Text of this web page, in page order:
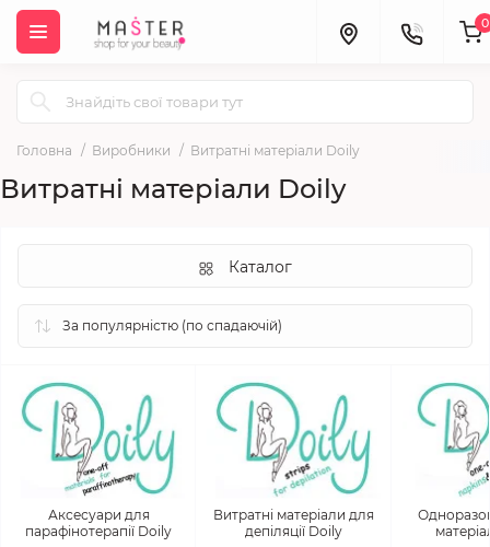
0
Головна Виробники Витратні матеріали Doily
Витратні матеріали Doily
Каталог
Аксесуари для
парафінотерапії Doily
Витратні матеріали для
депіляції Doily